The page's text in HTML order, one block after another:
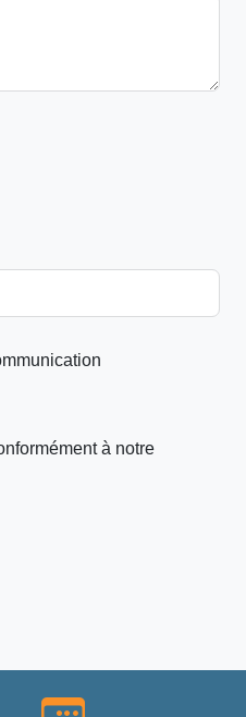
à notre